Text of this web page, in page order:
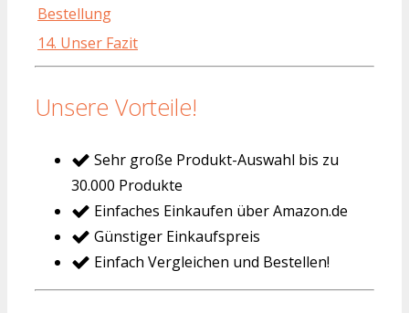
Bestellung
14. Unser Fazit
Unsere Vorteile!
Sehr große Produkt-Auswahl bis zu
30.000 Produkte
Einfaches Einkaufen über Amazon.de
Günstiger Einkaufspreis
Einfach Vergleichen und Bestellen!